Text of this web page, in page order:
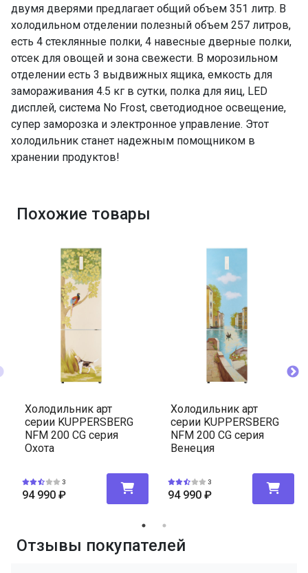
ПРОМО Скидка 0%
двумя дверями предлагает общий объем 351 литр. В
холодильном отделении полезный объем 257 литров,
есть 4 стеклянные полки, 4 навесные дверные полки,
отсек для овощей и зона свежести. В морозильном
отделении есть 3 выдвижных ящика, емкость для
замораживания 4.5 кг в сутки, полка для яиц, LED
дисплей, система No Frost, светодиодное освещение,
супер заморозка и электронное управление. Этот
холодильник станет надежным помощником в
хранении продуктов!
Похожие товары
Холодильник арт
серии KUPPERSBERG
NFM 200 CG серия
Охота
3
94 990 ₽
Холодильник арт
серии KUPPERSBERG
NFM 200 CG серия
Венеция
3
94 990 ₽
Отзывы покупателей